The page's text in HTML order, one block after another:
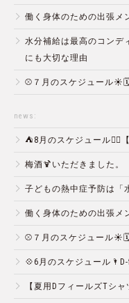
働く身体のための出張メ
水分補給は最高のコンデ
にも大切な理由
⚾️７月のスケジュール
news:
⛺️8月のスケジュール🏄‍♂️
梅酒🍹いただきました。
子どもの熱中症予防は「
働く身体のための出張メ
⚾️７月のスケジュール
💠6月のスケジュール
【夏用DフィールズTシャ